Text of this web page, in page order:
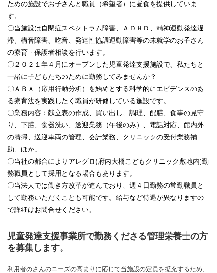
ための施設でお子さんと職員（希望者）に昼食を提供していま
す。
〇当施設は自閉症スペクトラム障害、ＡＤＨＤ、精神運動発達遅
滞、構音障害、吃音、発達性協調運動障害等の未就学のお子さん
の療育・保護者相談を行います。
〇２０２１年４月にオープンした児童発達支援施設で、私たちと
一緒に子どもたちのために勤務してみませんか？
〇ＡＢＡ（応用行動分析）を始めとする科学的にエビデンスのあ
る療育法を実践したく職員が研修している施設です。
〇業務内容：献立表の作成、買い出し、調理、配膳、食事の見守
り、下膳、食器洗い、送迎業務（午後のみ）、電話対応、館内外
の清掃、送迎車両の管理、会計業務、クリニックの受付業務補
助、ほか。
〇当社の都合によりアレグロ(府内大橋こどもクリニック敷地内)勤
務職員として採用となる場合もあります。
〇当法人では働き方改革が進んでおり、週４日勤務の常勤職員と
して勤務いただくことも可能です。給与など待遇が異なりますの
で詳細はお問合せください。
児童発達支援事業所で勤務くださる管理栄養士の方
を募集します。
利用者のさんのニーズの高まりに応じて当施設の定員を拡充するため、